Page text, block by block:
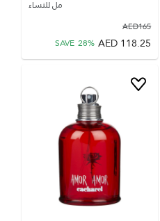
مل للنساء
165
AED
118.25
AED
SAVE 28%